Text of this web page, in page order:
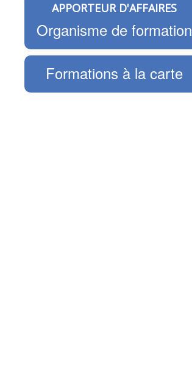
APPORTEUR D'AFFAIRES
Organisme de formation
Formations à la carte